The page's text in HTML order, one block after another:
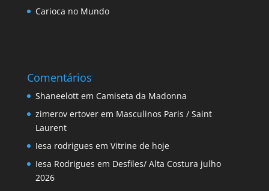
Carioca no Mundo
Comentários
Shaneelottem Camiseta da Madonna
zimerov ertoverem Masculinos Paris / Saint
Laurent
Iesa rodrigues em Vitrine de hoje
Iesa Rodrigues em Desfiles/ Alta Costura julho
2026